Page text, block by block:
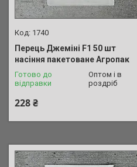
1740
Перець Джеміні F1 50 шт
насіння пакетоване Агропак
Готово до
відправки
Оптом і в
роздріб
228 ₴